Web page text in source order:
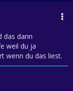
das dann
weil du ja
wenn du das liest.